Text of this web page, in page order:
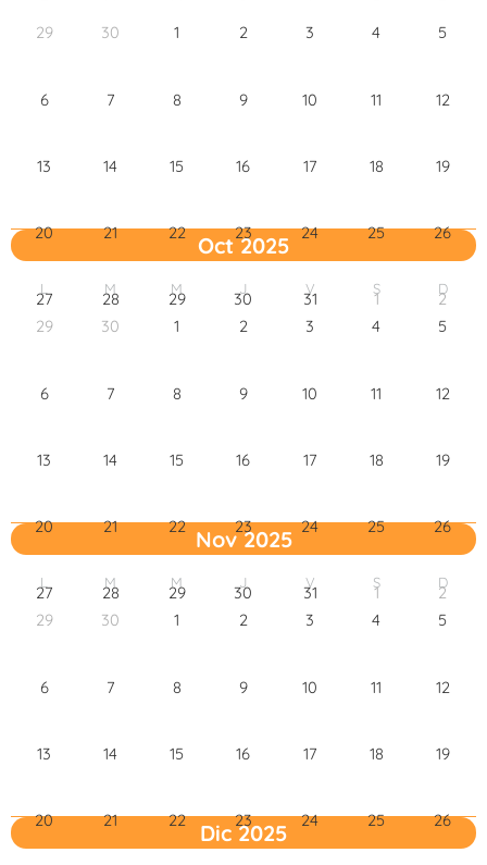
29 30 1 2 3 4 5
6 7 8 9 10 11 12
13 14 15 16 17 18 19
20 21 22 23 24 25 26
27 28 29 30 31 1 2
Oct 2025
L M M J V S D
29 30 1 2 3 4 5
6 7 8 9 10 11 12
13 14 15 16 17 18 19
20 21 22 23 24 25 26
27 28 29 30 31 1 2
Nov 2025
L M M J V S D
29 30 1 2 3 4 5
6 7 8 9 10 11 12
13 14 15 16 17 18 19
20 21 22 23 24 25 26
Dic 2025